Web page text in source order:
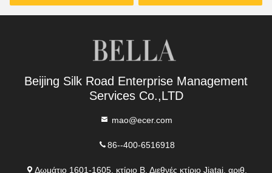
Beijing Silk Road Enterprise Management
Services Co.,LTD
mao@ecer.com
86--400-6516918
Δωμάτιο 1601-1605, κτίριο Β, Διεθνές κτίριο Jiatai, αριθ.